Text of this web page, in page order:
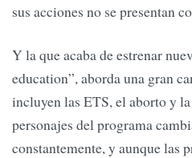
sus acciones no se presentan
Y la que acaba de estrenar
education”, aborda una gran
incluyen las ETS, el aborto y
personajes del programa
constantemente, y aunque las